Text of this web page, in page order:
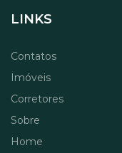
LINKS
Contatos
Imóveis
Corretores
Sobre
Home